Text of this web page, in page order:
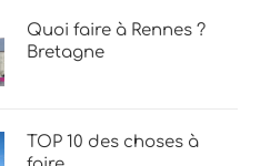
Quoi faire à Rennes ?
Bretagne
TOP 10 des choses à